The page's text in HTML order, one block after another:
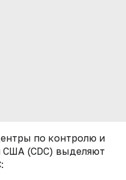
по контролю и
США (CDC) выделяют